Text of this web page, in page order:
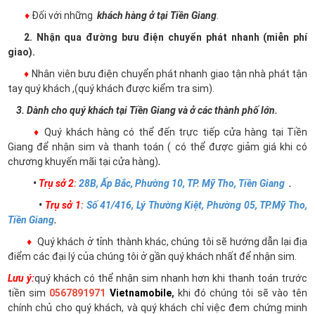
♦ Đối với những khách hàng ở tại Tiền Giang
2. Nhận qua đường bưu điện chuyển phát nhanh (miễn phí
giao).
♦ Nhân viên bưu điện chuyển phát nhanh giao tận nhà phát tận
tay quý khách ,(quý khách được kiểm tra sim).
3. Dành cho quý khách tại Tiền Giang và ở các thành phố lớn.
♦ Quý khách hàng có thể đến trực tiếp cửa hàng tại Tiền
Giang để nhận sim và thanh toán ( có thể được giảm giá khi có
chương khuyến mãi tại cửa hàng).
• Trụ sở 2:28B, Ấp Bắc, Phường 10, TP. Mỹ Tho, Tiền Giang .
• Trụ sở 1: Số 41/416, Lý Thường Kiệt, Phường 05, TP.Mỹ Tho,
Tiền Giang.
♦ Quý khách ở tỉnh thành khác, chúng tôi sẽ hướng dẫn lại địa
điểm các đại lý của chúng tôi ở gần quý khách nhất để nhận sim.
Lưu ý:quý khách có thể nhận sim nhanh hơn khi thanh toán trước
tiền sim 0567891971 Vietnamobile, khi đó chúng tôi sẽ vào tên
chính chủ cho quý khách, và quý khách chỉ việc đem chứng minh